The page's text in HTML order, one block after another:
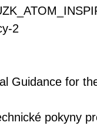
2
Guidance for
pokyny